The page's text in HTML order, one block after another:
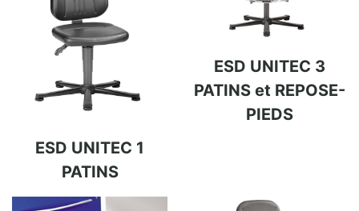
ESD UNITEC 1
PATINS
ESD UNITEC 3
PATINS et REPOSE-
PIEDS